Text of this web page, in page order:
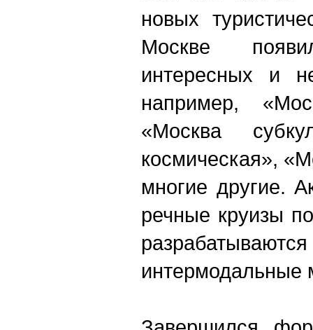
новых
Москве
интересных и
например,
«Москва
космическая»,
многие другие.
речные круизы
интермодальные